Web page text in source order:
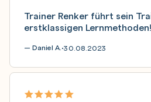
Trainer Renker führt sein
erstklassigen Lernmethoden!
— Daniel A.•30.08.2023